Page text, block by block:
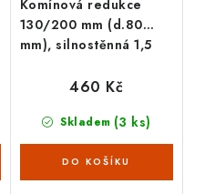
Komínová redukce
130/200 mm (d.80
mm), silnostěnná 1,5
Skladem (3 ks)
460 Kč